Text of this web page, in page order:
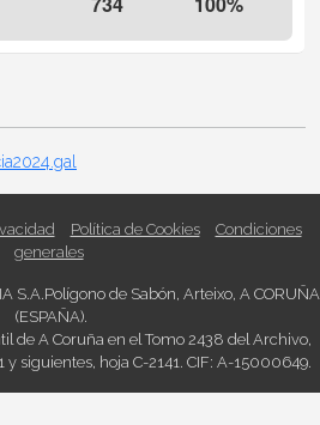
Política de Cookies
Condiciones
generales
S.A.Polígono de Sabón, Arteixo, A CORUÑA
(ESPAÑA).
de A Coruña en el Tomo 2438 del Archivo,
y siguientes, hoja C-2141. CIF: A-15000649.